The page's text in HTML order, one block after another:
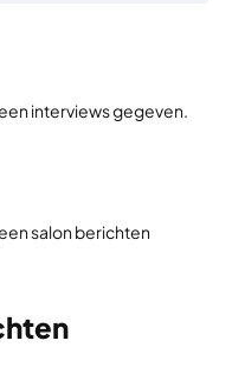
interviews gegeven.
salon berichten